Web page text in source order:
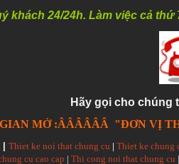
khách 24/24h. Làm việc cả thứ
Hãy gọi cho chúng
MỞ :ÂÂÂÂÂÂ "ĐƠN VỊ
|Thiet ke noi that chung cu |Thiet ke chung
cu cao cap | Thi cong noi that chung cu |